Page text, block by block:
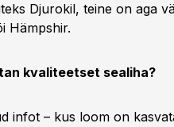
Djurokil, teine on aga
Hämpshir.
kvaliteetset sealiha?
infot – kus loom on